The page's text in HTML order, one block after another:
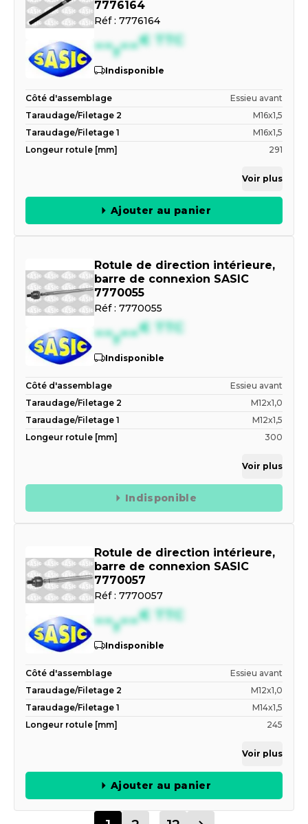
7776164
Réf : 7776164
--,--€ TTC
Indisponible
Côté d'assemblage
Essieu avant
Taraudage/Filetage 2
M16x1,5
Taraudage/Filetage 1
M16x1,5
Longeur rotule [mm]
291
Voir plus
Ajouter au panier
Rotule de direction intérieure,
barre de connexion SASIC
7770055
Réf : 7770055
--,--€ TTC
Indisponible
Côté d'assemblage
Essieu avant
Taraudage/Filetage 2
M12x1,0
Taraudage/Filetage 1
M12x1,5
Longeur rotule [mm]
300
Voir plus
Indisponible
Rotule de direction intérieure,
barre de connexion SASIC
7770057
Réf : 7770057
--,--€ TTC
Indisponible
Côté d'assemblage
Essieu avant
Taraudage/Filetage 2
M12x1,0
Taraudage/Filetage 1
M14x1,5
Longeur rotule [mm]
245
Voir plus
Ajouter au panier